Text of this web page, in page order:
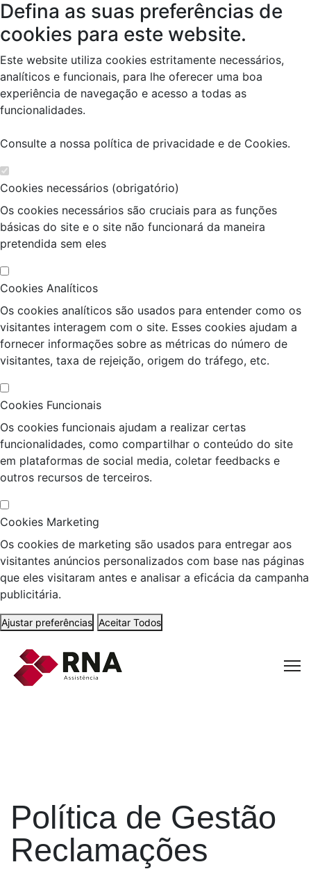
Defina as suas preferências de
cookies para este website.
Este website utiliza cookies estritamente necessários,
analíticos e funcionais, para lhe oferecer uma boa
experiência de navegação e acesso a todas as
funcionalidades.
Consulte a nossa política de privacidade e de Cookies.
Cookies necessários (obrigatório)
Os cookies necessários são cruciais para as funções
básicas do site e o site não funcionará da maneira
pretendida sem eles
Cookies Analíticos
Os cookies analíticos são usados para entender como os
visitantes interagem com o site. Esses cookies ajudam a
fornecer informações sobre as métricas do número de
visitantes, taxa de rejeição, origem do tráfego, etc.
Cookies Funcionais
Os cookies funcionais ajudam a realizar certas
funcionalidades, como compartilhar o conteúdo do site
em plataformas de social media, coletar feedbacks e
outros recursos de terceiros.
Cookies Marketing
Os cookies de marketing são usados para entregar aos
visitantes anúncios personalizados com base nas páginas
que eles visitaram antes e analisar a eficácia da campanha
publicitária.
Ajustar preferências Aceitar Todos
Política de Gestão
Reclamações